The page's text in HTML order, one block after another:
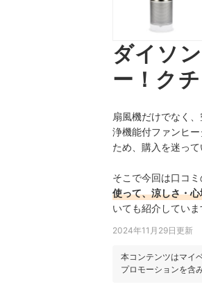
ダイソ
ー！ク
扇風機だけでなく
浄機能付ファンヒ
ため、購入を迷っ
そこで今回は口コミ
使って、涼しさ・
いても紹介してい
2024年11月29日更新
本コンテンツはマイ
プロモーションを含